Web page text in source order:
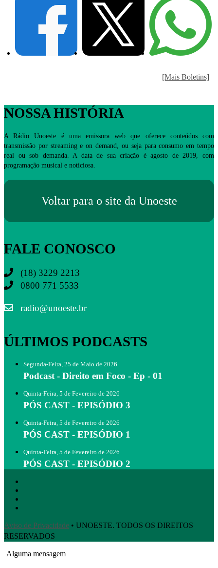
[Mais Boletins]
NOSSA HISTÓRIA
A Rádio Unoeste é uma emissora web que oferece conteúdos com
transmissão por streaming e on demand, ou seja para consumo em tempo
real ou sob demanda. A data de sua criação é agosto de 2019, com
programação musical e noticiosa.
Voltar para o site da Unoeste
FALE CONOSCO
(18) 3229 2213
0800 771 5533
radio@unoeste.br
ÚLTIMOS PODCASTS
Segunda-Feira, 25 de Maio de 2026
Podcast - Direito em Foco - Ep - 01
Quinta-Feira, 5 de Fevereiro de 2026
PÓS CAST - EPISÓDIO 3
Quinta-Feira, 5 de Fevereiro de 2026
PÓS CAST - EPISÓDIO 1
Quinta-Feira, 5 de Fevereiro de 2026
PÓS CAST - EPISÓDIO 2
Aviso de Privacidade • UNOESTE. TODOS OS DIREITOS
RESERVADOS
Alguma mensagem